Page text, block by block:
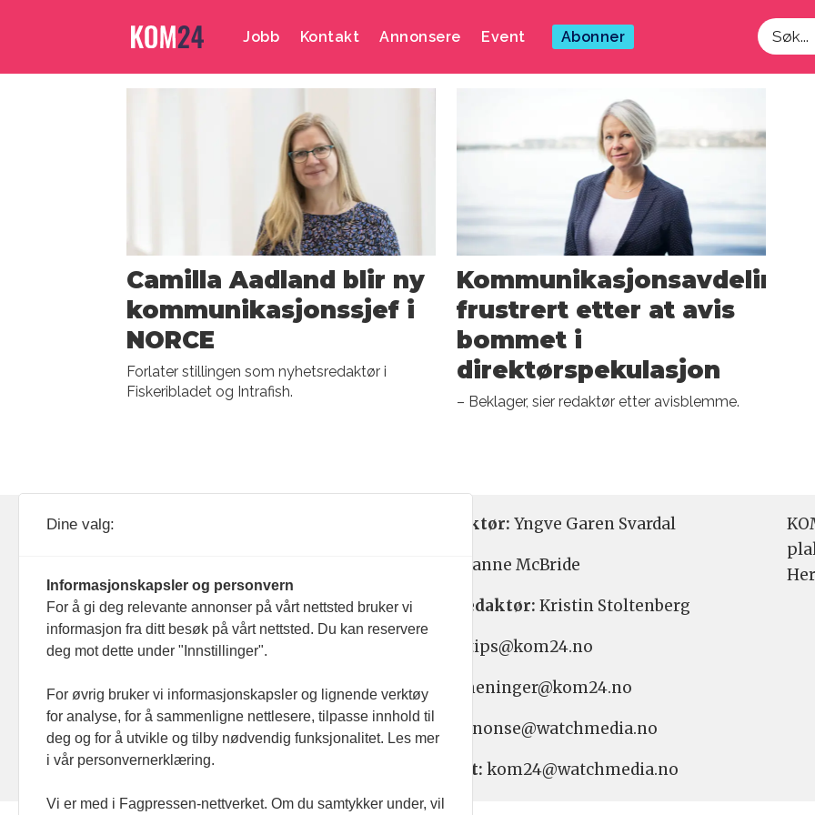
Jobb Kontakt Annonsere Event Abonner
Søk
Emne:
Camilla Aadland blir ny
kommunikasjonssjef i
NORCE
Forlater stillingen som nyhetsredaktør i
Fiskeribladet og Intrafish.
Kommunikasjonsavdeling
frustrert etter at avis
bommet i
direktørspekulasjon
– Beklager, sier redaktør etter avisblemme.
093 182
Nyhetsredaktør: Yngve Garen Svardal
Hanne McBride
Ansvarlig redaktør: Kristin Stoltenberg
Nyhetstips: tips@kom24.no
Meninger: meninger@kom24.no
Annonse: annonse@watchmedia.no
Abonnement: kom24@watchmedia.no
Dine valg:
Informasjonskapsler og personvern
For å gi deg relevante annonser på vårt nettsted bruker vi
informasjon fra ditt besøk på vårt nettsted. Du kan reservere
deg mot dette under "Innstillinger".
For øvrig bruker vi informasjonskapsler og lignende verktøy
for analyse, for å sammenligne nettlesere, tilpasse innhold til
deg og for å utvikle og tilby nødvendig funksjonalitet. Les mer
i vår personvernerklæring.
Vi er med i Fagpressen-nettverket. Om du samtykker under, vil